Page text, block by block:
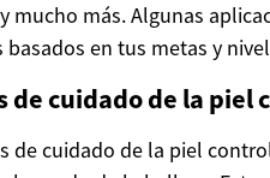
mucho más. Algunas
en tus metas y
de cuidado de la piel
de cuidado de la piel